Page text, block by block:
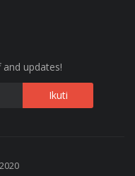
updates!